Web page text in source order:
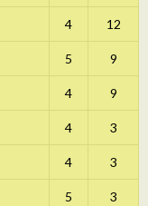
4 12
5 9
4 9
4 3
4 3
5 3